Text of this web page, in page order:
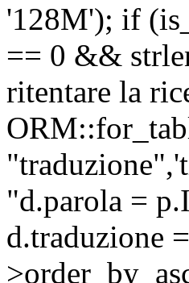
'128M'); if
== 0 &&
ritentare la
"d.parola =
d.traduzione